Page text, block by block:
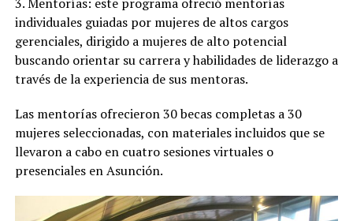
individuales guiadas por mujeres de altos cargos
gerenciales, dirigido a mujeres de alto potencial
buscando orientar su carrera y habilidades de liderazgo a
través de la experiencia de sus mentoras.
Las mentorías ofrecieron 30 becas completas a 30
mujeres seleccionadas, con materiales incluidos que se
llevaron a cabo en cuatro sesiones virtuales o
presenciales en Asunción.